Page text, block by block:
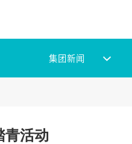
集团新闻
青活动